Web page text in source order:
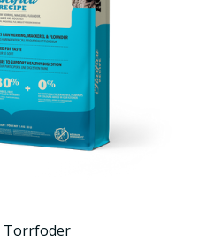
Torrfoder